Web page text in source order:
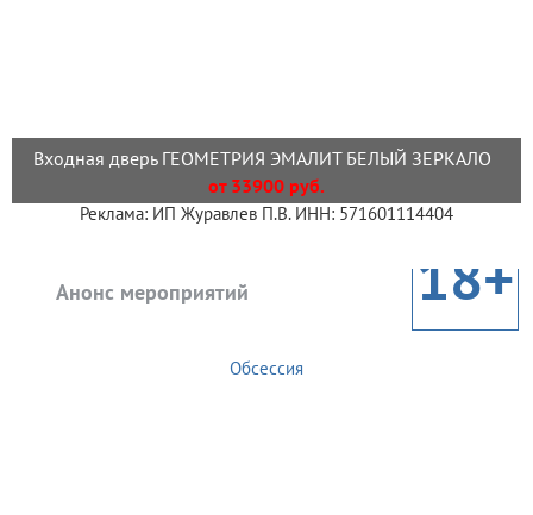
Входная дверь ГЕОМЕТРИЯ ЭМАЛИТ БЕЛЫЙ ЗЕРКАЛО
от 33900 руб.
Реклама: ИП Журавлев П.В. ИНН: 571601114404
Анонс мероприятий 18+
Обсессия